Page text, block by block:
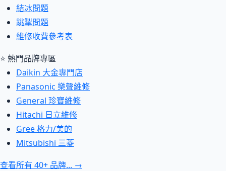
結冰問題
跳掣問題
維修收費參考表
⭐ 熱門品牌專區
Daikin 大金專門店
Panasonic 樂聲維修
General 珍寶維修
Hitachi 日立維修
Gree 格力/美的
Mitsubishi 三菱
查看所有 40+ 品牌... →